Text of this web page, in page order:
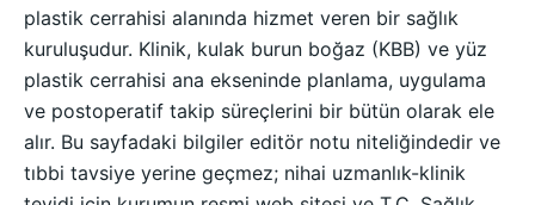
plastik cerrahisi alanında hizmet veren bir sağlık
kuruluşudur. Klinik, kulak burun boğaz (KBB) ve yüz
plastik cerrahisi ana ekseninde planlama, uygulama
ve postoperatif takip süreçlerini bir bütün olarak ele
alır. Bu sayfadaki bilgiler editör notu niteliğindedir ve
tıbbi tavsiye yerine geçmez; nihai uzmanlık-klinik